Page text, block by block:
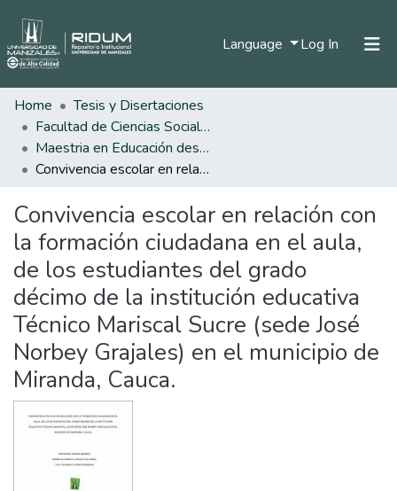
Language Log In (current)
Statistics
Home
Tesis y Disertaciones
Facultad de Ciencias Sociales y Humanas
Maestria en Educación desde la Diversidad
Convivencia escolar en relación con la formación ciudadana en el aula, de los estudiantes del grado décimo de la institución educativa Técnico Mariscal Sucre (sede José Norbey Grajales) en el municipio de Miranda, Cauca.
Convivencia escolar en relación con
la formación ciudadana en el aula,
de los estudiantes del grado
décimo de la institución educativa
Técnico Mariscal Sucre (sede José
Norbey Grajales) en el municipio de
Miranda, Cauca.